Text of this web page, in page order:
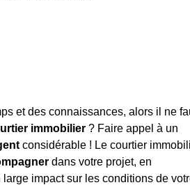
et des connaissances, alors il ne
immobilier ? Faire appel à un
considérable ! Le courtier
dans votre projet, en
impact sur les conditions de